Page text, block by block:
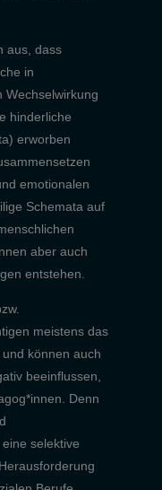
aus, dass
in
Wechselwirkung
hinderliche
erworben
emotionalen
Schemata auf
aber auch
entstehen.
meistens das
können auch
beeinflussen,
Denn
selektive